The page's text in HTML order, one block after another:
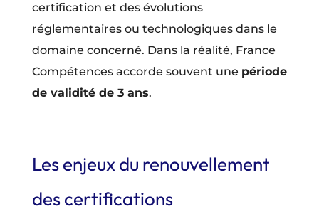
certification et des évolutions
réglementaires ou technologiques dans le
domaine concerné. Dans la réalité, France
Compétences accorde souvent une période
de validité de 3 ans.
Les enjeux du renouvellement
des certifications